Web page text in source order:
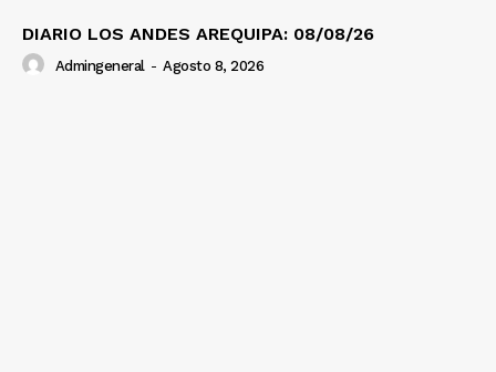
DIARIO LOS ANDES AREQUIPA: 08/08/26
Admingeneral - Agosto 8, 2026